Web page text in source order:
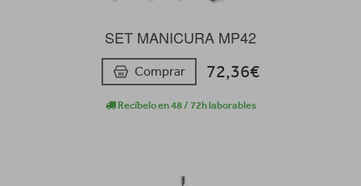
SET MANICURA MP42
Comprar 72,36€
Recíbelo en 48 / 72h laborables